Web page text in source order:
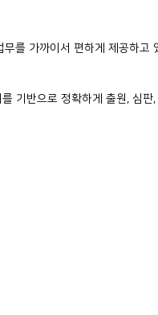
를 가까이서 편하게 제공하고
반으로 정확하게 출원, 심판,